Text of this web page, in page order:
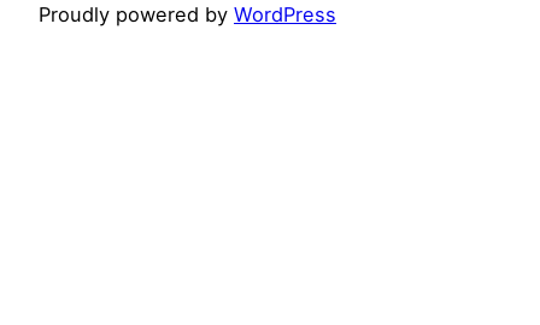
Proudly powered by WordPress